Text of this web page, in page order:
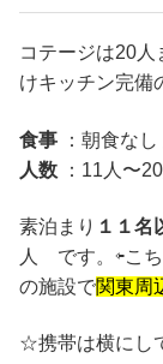
コテージは20人
けキッチン完備
食事 ：朝食な
人数 ：11人〜
素泊まり １１名
人 です。⇦こち
の施設で関東周
☆携帯は横にし